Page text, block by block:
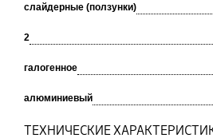
слайдерные (ползунки)
2
галогенное
алюминиевый
ТЕХНИЧЕСКИЕ